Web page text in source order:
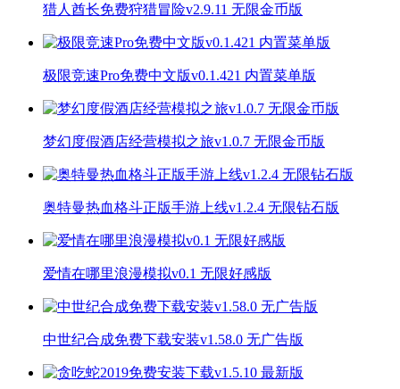
猎人酋长免费狩猎冒险v2.9.11 无限金币版
极限竞速Pro免费中文版v0.1.421 内置菜单版
梦幻度假酒店经营模拟之旅v1.0.7 无限金币版
奥特曼热血格斗正版手游上线v1.2.4 无限钻石版
爱情在哪里浪漫模拟v0.1 无限好感版
中世纪合成免费下载安装v1.58.0 无广告版